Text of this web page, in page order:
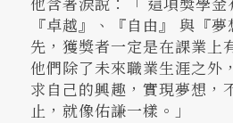
『卓越』、『自由』 與『
先，獲獎者一定是在課業上
他們除了未來職業生涯之外
求自己的興趣，實現夢想，
止，就像佑謙一樣。」